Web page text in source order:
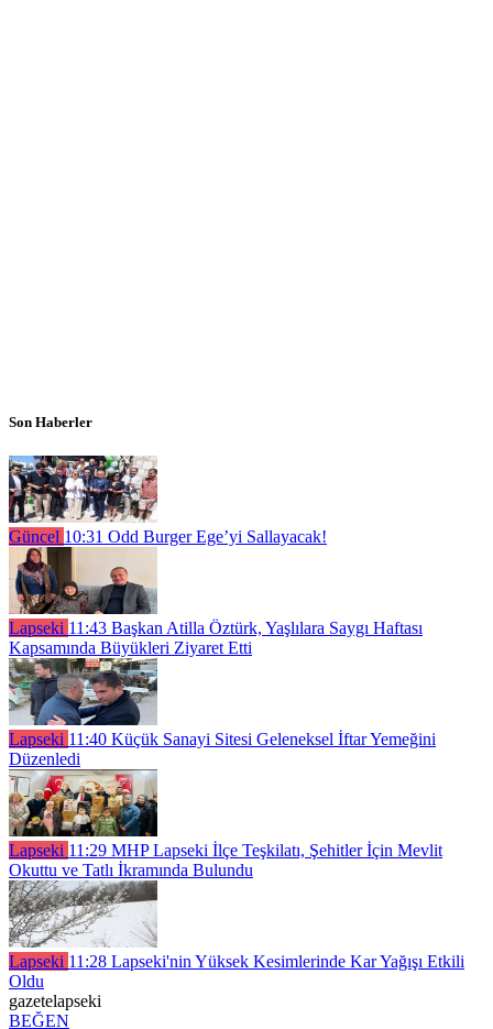
Son Haberler
Güncel 10:31 Odd Burger Ege’yi Sallayacak!
Lapseki 11:43 Başkan Atilla Öztürk, Yaşlılara Saygı Haftası
Kapsamında Büyükleri Ziyaret Etti
Lapseki 11:40 Küçük Sanayi Sitesi Geleneksel İftar Yemeğini
Düzenledi
Lapseki 11:29 MHP Lapseki İlçe Teşkilatı, Şehitler İçin Mevlit
Okuttu ve Tatlı İkramında Bulundu
Lapseki 11:28 Lapseki'nin Yüksek Kesimlerinde Kar Yağışı Etkili
Oldu
gazetelapseki
BEĞEN